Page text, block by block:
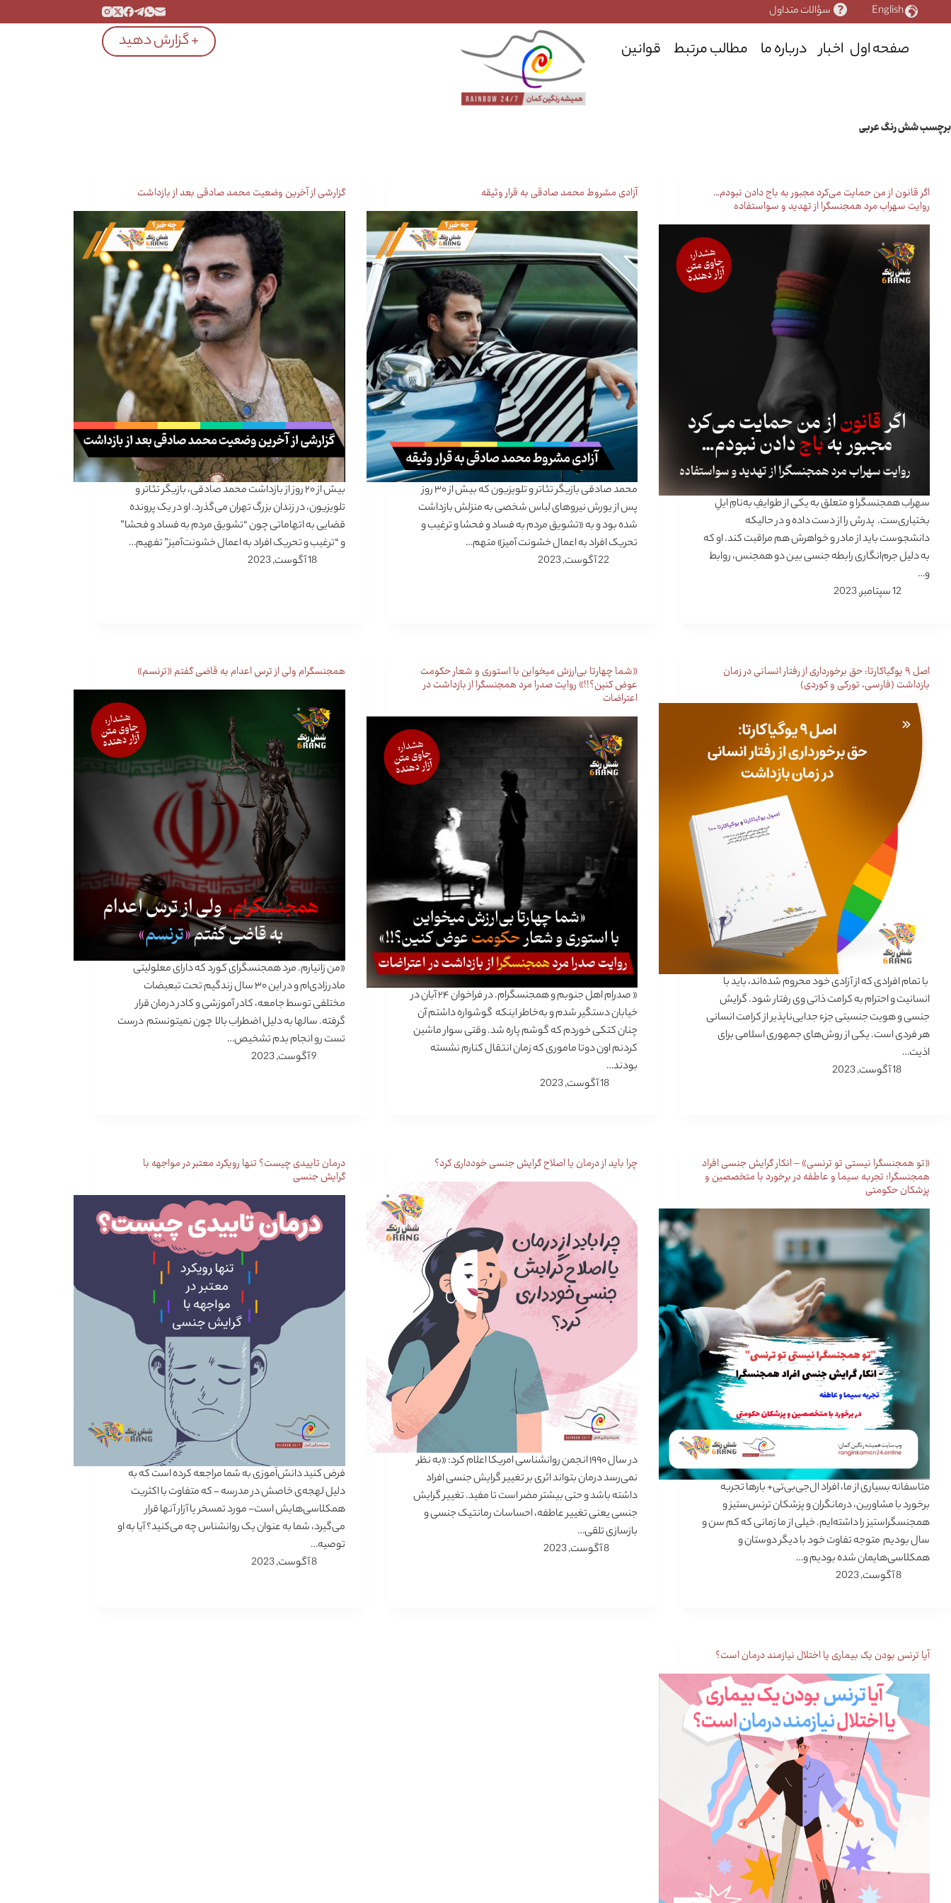
به
English سؤالات متداول
صفحه اول اخبار درباره ما مطالب مرتبط قوانین + گزارش دهید
برچسبشش رنگ عربی
اگر قانون از من حمایت می‌کرد مجبور به باج دادن نبودم…
روایت سهراب مرد همجنسگرا از تهدید و سواستفاده
سهراب همجنسگرا و متعلق به یکی از طوایفِ به‌نامِ ایلِ
بختیاری‌ست. پدرش را از دست داده و در حالیکه
دانشجوست باید از مادر و خواهرش هم مراقبت کند. او که
به دلیل جرم‌انگاری رابطه جنسی بین دو همجنس، روابط
و…
12 سپتامبر, 2023
آزادی مشروط محمد صادقی به قرار وثیقه
محمد صادقی بازیگر تئاتر و تلویزیون که بیش از ۳۰ روز
پس از یورش نیروهای لباس شخصی به منزلش بازداشت
شده بود و به «تشویق مردم به فساد و فحشا و ترغیب و
تحریک افراد به اعمال خشونت آمیز» متهم…
22 آگوست, 2023
گزارشی از آخرین وضعیت محمد صادقی بعد از بازداشت
بیش از ۲۰ روز از بازداشت محمد صادقی، بازیگر تئاتر و
تلویزیون، در زندان بزرگ تهران می‌گذرد. او در یک پرونده
قضایی به اتهاماتی چون “تشویق مردم به فساد و فحشا”
و “ترغیب و تحریک افراد به اعمال خشونت‌آمیز” تفهیم…
18 آگوست, 2023
اصل ۹ یوگیاکارتا: حق برخورداری از رفتار انسانی در زمان
بازداشت (فارسی، تورکی و کوردی)
با تمام افرادی که از آزادی خود محروم شده‌اند، باید با
انسانیت و احترام به کرامت ذاتی وی رفتار شود. گرایش
جنسی و هویت جنسیتی جزء جدایی‌ناپذیر از کرامت انسانی
هر فردی است. یکی از روش‌های جمهوری اسلامی برای
اذیت…
18 آگوست, 2023
«شما چهارتا بی‌ارزش میخواین با استوری و شعار حکومت
عوض کنین؟!!» روایت صدرا مرد همجنسگرا از بازداشت در
اعتراضات
« صدرام اهل جنوبم و همجنسگرام. در فراخوان ۲۴ آبان در
خیابان دستگیر شدم و به‌خاطر اینکه گوشواره داشتم آن
چنان کتکی خوردم که گوشم پاره شد. وقتی سوار ماشین
کردنم اون دوتا ماموری که زمان انتقال کنارم نشسته
بودند…
18 آگوست, 2023
همجنسگرام ولی از ترس اعدام به قاضی گفتم «ترنسم»
«من زانیارم. مرد همجنسگرای کورد که دارای معلولیتی
مادرزادی‌ام و در این ۳۰ سال زندگیم تحت تبعیضات
مختلفی توسط جامعه، کادر آموزشی و کادر درمان قرار
گرفته. سالها به دلیل اضطراب بالا چون نمیتونستم درست
تست رو انجام بدم تشخیص…
9 آگوست, 2023
«تو همجنسگرا نیستی تو ترنسی» – انکار گرایش جنسی افراد
همجنسگرا؛ تجربه سیما و عاطفه در برخورد با متخصصین و
پزشکان حکومتی
متاسفانه بسیاری از ما، افراد ال‌جی‌بی‌تی‌+ بارها تجربه
برخورد با مشاورین، درمانگران و پزشکان ترنس‌ستیز و
همجنسگرا‌ستیز را داشته‌ایم. خیلی از ما زمانی که کم سن و
سال بودیم متوجه تفاوت خود با دیگر دوستان و
همکلاسی‌هایمان شده بودیم و…
8 آگوست, 2023
چرا باید از درمان یا اصلاح گرایش جنسی خودداری کرد؟
در سال ۱۹۹۰ انجمن روانشناسی امریکا اعلام کرد: «به نظر
نمی‌رسد درمان بتواند اثری بر تغییر گرایش جنسی افراد
داشته باشد و حتی بیشتر مضر است تا مفید. تغییر گرایش
جنسی یعنی تغییر عاطفه، احساسات رمانتیک جنسی و
بازسازی تلقی…
8 آگوست, 2023
درمان تاییدی چیست؟ تنها رویکرد معتبر در مواجهه با
گرایش جنسی
فرض کنید دانش‌ا‌ٓموزی به شما مراجعه کرده است که به
دلیل لهجه‌ی خاصش در مدرسه – که متفاوت با اکثریت
همکلاسی‌هایش است- مورد تمسخر یا آزار آنها قرار
می‌گیرد، شما به عنوان یک روانشناس چه می‌کنید؟ آیا به او
توصیه…
8 آگوست, 2023
آیا ترنس بودن یک بیماری یا اختلال نیازمند درمان است؟